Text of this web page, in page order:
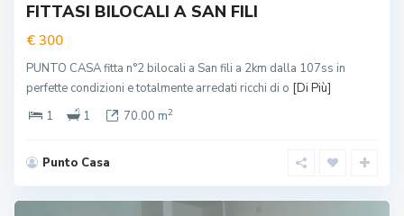
FITTASI BILOCALI A SAN FILI
€ 300
PUNTO CASA fitta n°2 bilocali a San fili a 2km dalla 107ss in
perfette condizioni e totalmente arredati ricchi di o [Di Più]
1
1 70.00 m2
Punto Casa